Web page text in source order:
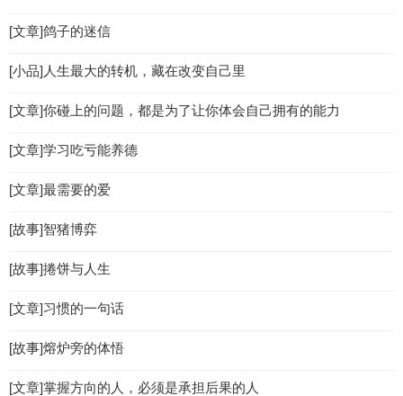
[文章]鸽子的迷信
[小品]人生最大的转机，藏在改变自己里
[文章]你碰上的问题，都是为了让你体会自己拥有的能力
[文章]学习吃亏能养德
[文章]最需要的爱
[故事]智猪博弈
[故事]捲饼与人生
[文章]习惯的一句话
[故事]熔炉旁的体悟
[文章]掌握方向的人，必须是承担后果的人